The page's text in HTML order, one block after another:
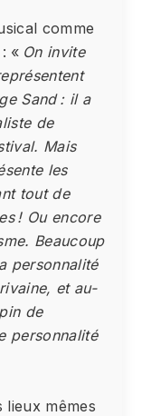
comme
« On invite
Sand : il a
de
Mais
les
tout de
! Ou encore
Beaucoup
personnalité
et au-
de
personnalité
lieux mêmes